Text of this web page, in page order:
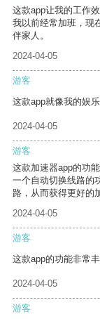
这款app让我的工作
我以前经常加班，现
伴家人。
2024-04-05
游客
这款app就像我的娱
2024-04-05
游客
这款加速器app的功
一个自动切换线路的
路，从而获得更好的
2024-04-05
游客
这款app的功能非常
2024-04-05
游客